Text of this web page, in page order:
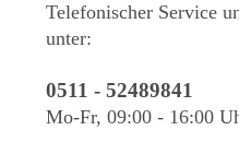
Telefonischer Service
unter:
0511 - 52489841
Mo-Fr, 09:00 - 16:00